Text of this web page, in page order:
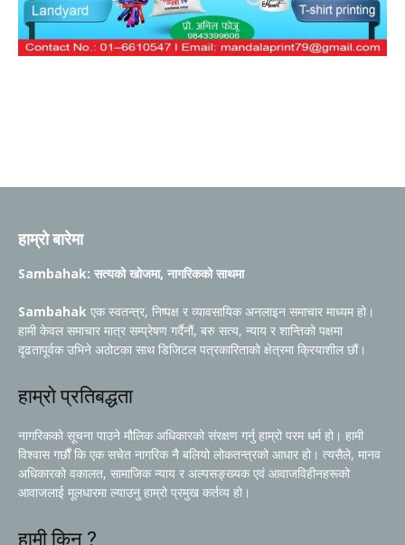
हाम्रो बारेमा
Sambahak: सत्यको खोजमा, नागरिकको साथमा
Sambahak एक स्वतन्त्र, निष्पक्ष र व्यावसायिक अनलाइन समाचार माध्यम हो।
हामी केवल समाचार मात्र सम्प्रेषण गर्दैनौं, बरु सत्य, न्याय र शान्तिको पक्षमा
दृढतापूर्वक उभिने अठोटका साथ डिजिटल पत्रकारिताको क्षेत्रमा क्रियाशील छौं।
हाम्रो प्रतिबद्धता
नागरिकको सूचना पाउने मौलिक अधिकारको संरक्षण गर्नु हाम्रो परम धर्म हो। हामी
विश्वास गर्छौं कि एक सचेत नागरिक नै बलियो लोकतन्त्रको आधार हो। त्यसैले, मानव
अधिकारको वकालत, सामाजिक न्याय र अल्पसङ्ख्यक एवं आवाजविहीनहरूको
आवाजलाई मूलधारमा ल्याउनु हाम्रो प्रमुख कर्तव्य हो।
हामी किन ?